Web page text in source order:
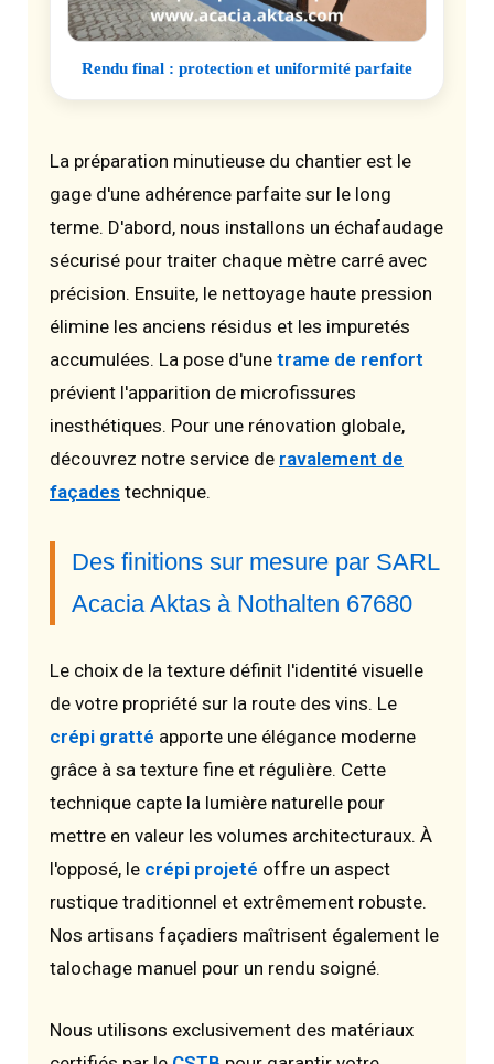
Rendu final : protection et uniformité parfaite
La préparation minutieuse du chantier est le
gage d'une adhérence parfaite sur le long
terme. D'abord, nous installons un échafaudage
sécurisé pour traiter chaque mètre carré avec
précision. Ensuite, le nettoyage haute pression
élimine les anciens résidus et les impuretés
accumulées. La pose d'une trame de renfort
prévient l'apparition de microfissures
inesthétiques. Pour une rénovation globale,
découvrez notre service de ravalement de
façades technique.
Des finitions sur mesure par SARL
Acacia Aktas à Nothalten 67680
Le choix de la texture définit l'identité visuelle
de votre propriété sur la route des vins. Le
crépi gratté apporte une élégance moderne
grâce à sa texture fine et régulière. Cette
technique capte la lumière naturelle pour
mettre en valeur les volumes architecturaux. À
l'opposé, le crépi projeté offre un aspect
rustique traditionnel et extrêmement robuste.
Nos artisans façadiers maîtrisent également le
talochage manuel pour un rendu soigné.
Nous utilisons exclusivement des matériaux